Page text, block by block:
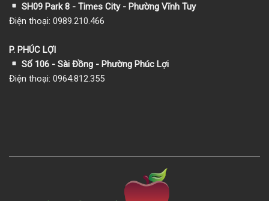
SH09 Park 8 - Times City - Phường Vĩnh Tuy
Điện thoại: 0989.210.466
P. PHÚC LỢI
Số 106 - Sài Đồng - Phường Phúc Lợi
Điện thoại: 0964.812.355